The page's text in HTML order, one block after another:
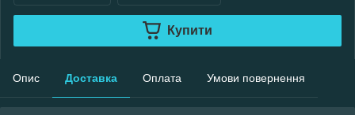
Купити
Опис Доставка Оплата Умови повернення